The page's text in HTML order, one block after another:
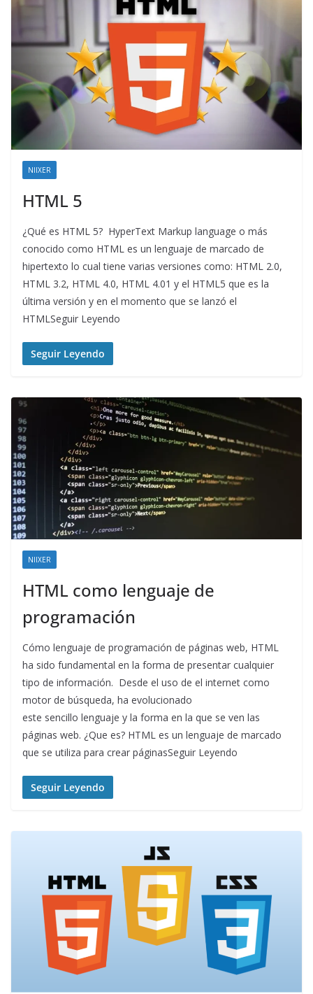
NIIXER
HTML 5
¿Qué es HTML 5? HyperText Markup language o más
conocido como HTML es un lenguaje de marcado de
hipertexto lo cual tiene varias versiones como: HTML 2.0,
HTML 3.2, HTML 4.0, HTML 4.01 y el HTML5 que es la
última versión y en el momento que se lanzó el
HTMLSeguir Leyendo
Seguir Leyendo
NIIXER
HTML como lenguaje de
programación
Cómo lenguaje de programación de páginas web, HTML
ha sido fundamental en la forma de presentar cualquier
tipo de información. Desde el uso de el internet como
motor de búsqueda, ha evolucionado
este sencillo lenguaje y la forma en la que se ven las
páginas web. ¿Que es? HTML es un lenguaje de marcado
que se utiliza para crear páginasSeguir Leyendo
Seguir Leyendo